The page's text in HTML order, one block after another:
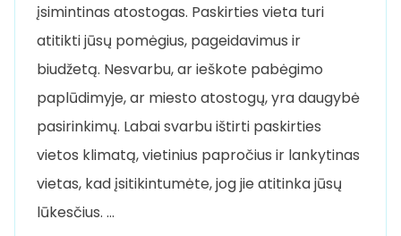
įsimintinas atostogas. Paskirties vieta turi
atitikti jūsų pomėgius, pageidavimus ir
biudžetą. Nesvarbu, ar ieškote pabėgimo
paplūdimyje, ar miesto atostogų, yra daugybė
pasirinkimų. Labai svarbu ištirti paskirties
vietos klimatą, vietinius papročius ir lankytinas
vietas, kad įsitikintumėte, jog jie atitinka jūsų
lūkesčius. …